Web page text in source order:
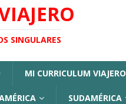
SINGULARES
MI CURRICULUM VIAJERO
SUDAMÉRICA